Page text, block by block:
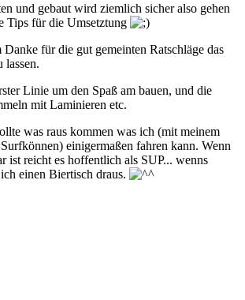
und gebaut wird ziemlich sicher also gehen
Tips für die Umsetztung
Danke für die gut gemeinten Ratschläge das
lassen.
Linie um den Spaß am bauen, und die
mit Laminieren etc.
was raus kommen was ich (mit meinem
einigermaßen fahren kann. Wenn
ist reicht es hoffentlich als SUP... wenns
einen Biertisch draus.